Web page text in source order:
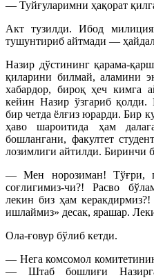
— Туйғуларимни ҳақорат
Акт тузилди. Ибод
тушунтириб айтмади —
Назир дўстининг қарама-
қиларини билмай, аламини
хабардор, бироқ ҳеч кимга
кейин Назир ўзгариб қолди.
бир четда ёлғиз юрарди. Бир
ҳаво шароитида ҳам
бошлангани, факултет
лозимлиги айтилди. Биринчи
— Мен норозиман! Тўғри,
соғлигимиз-чи?! Расво
лекин биз ҳам
ишлаймиз» десак, ярашар.
Ола-ғовур бўлиб кетди.
— Нега комсомол
— Штаб бошлиғи